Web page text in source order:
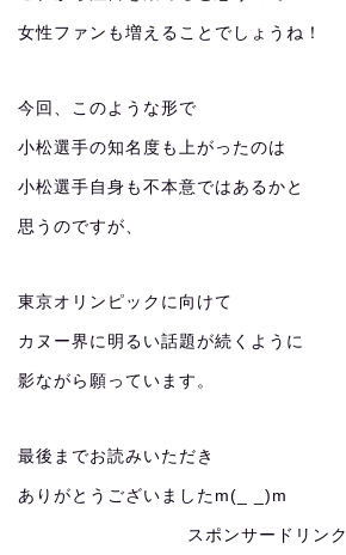
女性ファンも増えることでしょうね！
今回、このような形で
小松選手の知名度も上がったのは
小松選手自身も不本意ではあるかと
思うのですが、
東京オリンピックに向けて
カヌー界に明るい話題が続くように
影ながら願っています。
最後までお読みいただき
ありがとうございましたm(_ _)m
スポンサードリンク